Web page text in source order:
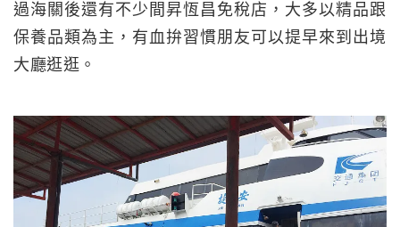
過海關後還有不少間昇恆昌免稅店，大多以精品跟
保養品類為主，有血拚習慣朋友可以提早來到出境
大廳逛逛。